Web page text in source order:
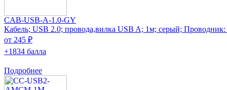
CAB-USB-A-1.0-GY
Кабель; USB 2.0; провода,вилка USB A; 1м; серый; Проводник:
от 245 ₽
+1834 балла
Подробнее